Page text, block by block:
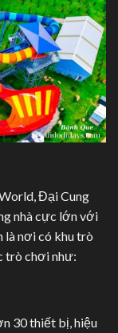
Đại Cung
nhà cực lớn với
là nơi có khu trò
trò chơi như:
30 thiết bị, hiệu